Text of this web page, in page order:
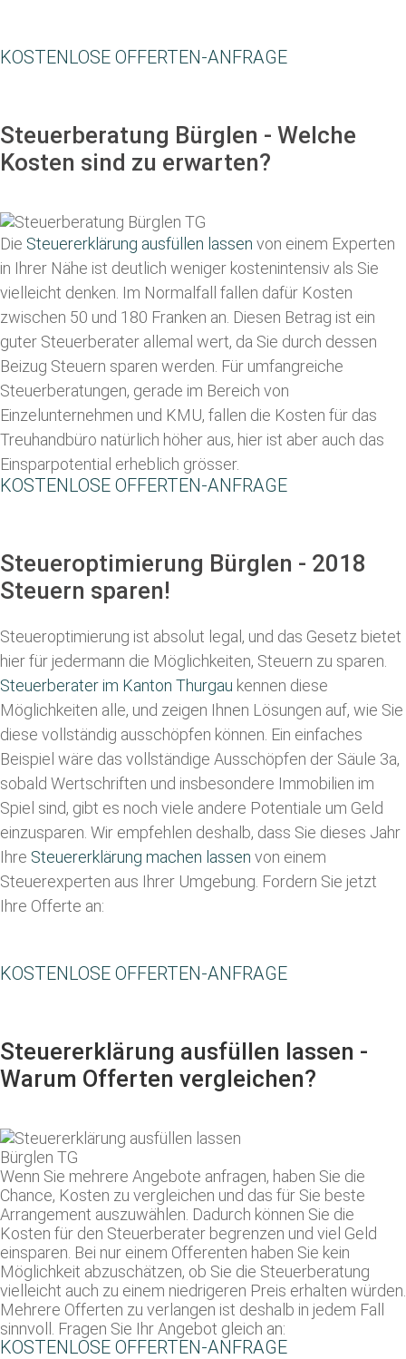
KOSTENLOSE OFFERTEN-ANFRAGE
Steuerberatung Bürglen - Welche
Kosten sind zu erwarten?
Die Steuererklärung ausfüllen lassen von einem Experten
in Ihrer Nähe ist deutlich weniger kostenintensiv als Sie
vielleicht denken. Im Normalfall fallen dafür Kosten
zwischen 50 und 180 Franken an. Diesen Betrag ist ein
guter Steuerberater allemal wert, da Sie durch dessen
Beizug Steuern sparen werden. Für umfangreiche
Steuerberatungen, gerade im Bereich von
Einzelunternehmen und KMU, fallen die Kosten für das
Treuhandbüro natürlich höher aus, hier ist aber auch das
Einsparpotential erheblich grösser.
KOSTENLOSE OFFERTEN-ANFRAGE
Steueroptimierung Bürglen - 2018
Steuern sparen!
Steueroptimierung ist absolut legal, und das Gesetz bietet
hier für jedermann die Möglichkeiten, Steuern zu sparen.
Steuerberater im K anton Thurgau kennen diese
Möglichkeiten alle, und zeigen Ihnen Lösungen auf, wie Sie
diese vollständig ausschöpfen können. Ein einfaches
Beispiel wäre das vollständige Ausschöpfen der Säule 3a,
sobald Wertschriften und insbesondere Immobilien im
Spiel sind, gibt es noch viele andere Potentiale um Geld
einzusparen. Wir empfehlen deshalb, dass Sie dieses Jahr
Ihre Steuererklärung machen lassen von einem
Steuerexperten aus Ihrer Umgebung. Fordern Sie jetzt
Ihre Offerte an:
KOSTENLOSE OFFERTEN-ANFRAGE
Steuererklärung ausfüllen lassen -
Warum Offerten vergleichen?
Wenn Sie mehrere Angebote anfragen, haben Sie die
Chance, Kosten zu vergleichen und das für Sie beste
Arrangement auszuwählen. Dadurch können Sie die
Kosten für den Steuerberater begrenzen und viel Geld
einsparen. Bei nur einem Offerenten haben Sie kein
Möglichkeit abzuschätzen, ob Sie die Steuerberatung
vielleicht auch zu einem niedrigeren Preis erhalten würden.
Mehrere Offerten zu verlangen ist deshalb in jedem Fall
sinnvoll. Fragen Sie Ihr Angebot gleich an:
KOSTENLOSE OFFERTEN-ANFRAGE